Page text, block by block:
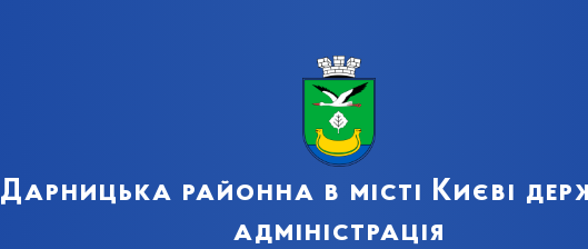
Дарницька районна в місті Києві
адміністрація